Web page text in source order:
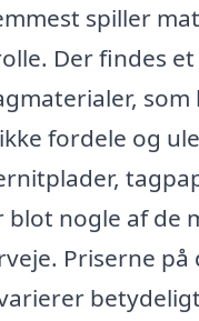
spiller
Der findes
fordele og
blot nogle af de
Priserne på